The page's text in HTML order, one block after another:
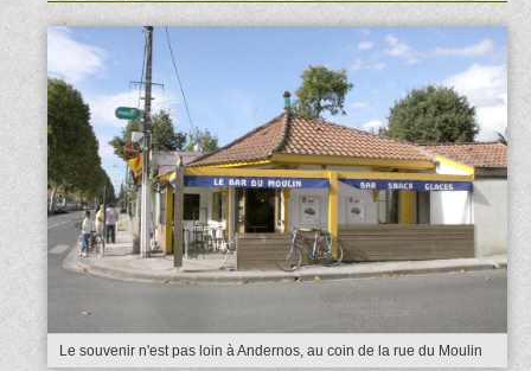
Le souvenir n'est pas loin à Andernos, au coin de la rue du Moulin